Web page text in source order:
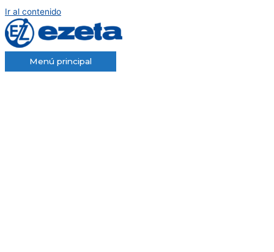
Ir al contenido
Menú principal